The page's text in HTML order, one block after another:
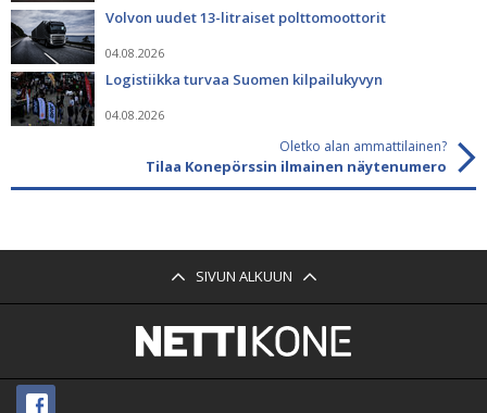
Volvon uudet 13-litraiset polttomoottorit
04.08.2026
Logistiikka turvaa Suomen kilpailukyvyn
04.08.2026
Oletko alan ammattilainen?
Tilaa Konepörssin ilmainen näytenumero
SIVUN ALKUUN